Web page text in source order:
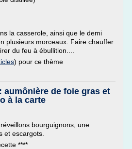
la casserole, ainsi que le demi
plusieurs morceaux. Faire chauffer
du feu à ébullition....
) pour ce thème
aumônière de foie gras et
à la carte
bourguignons, une
et escargots.
****